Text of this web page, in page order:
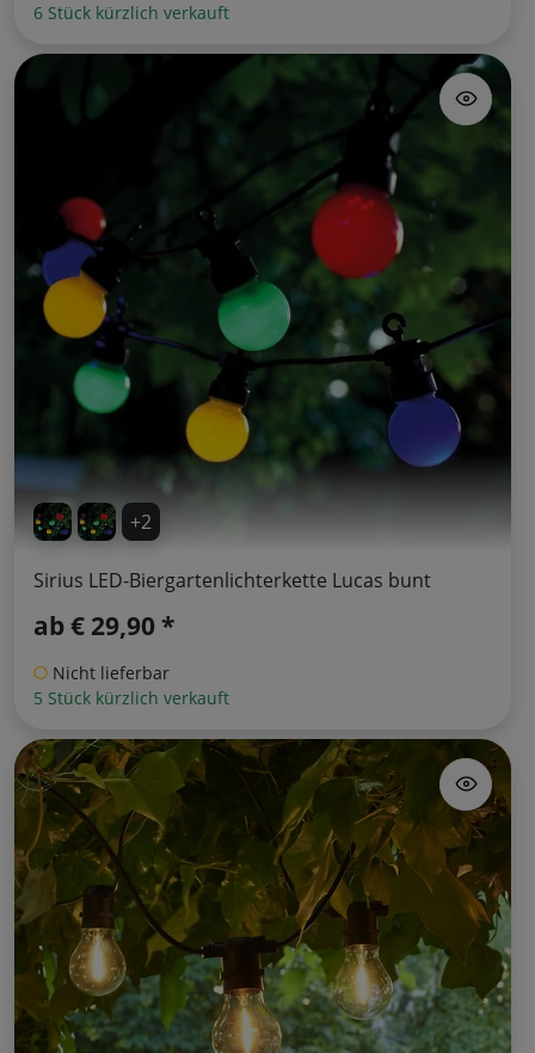
6 Stück kürzlich verkauft
+2
Sirius LED-Biergartenlichterkette Lucas bunt
ab€ 29,90 *
Nicht lieferbar
5 Stück kürzlich verkauft